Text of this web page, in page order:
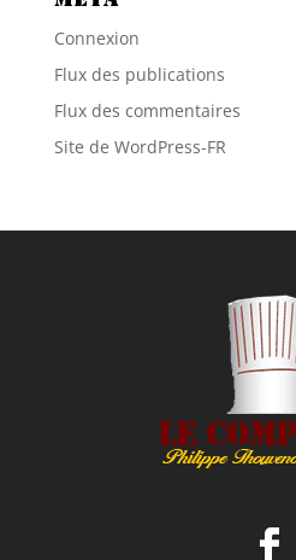
Connexion
Flux des publications
Flux des commentaires
Site de WordPress-FR